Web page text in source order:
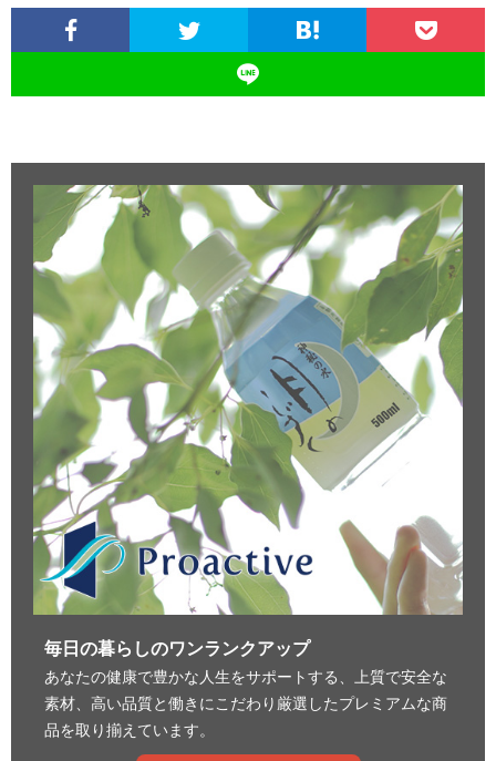
毎日の暮らしのワンランクアップ
あなたの健康で豊かな人生をサポートする、上質で安全な
素材、高い品質と働きにこだわり厳選したプレミアムな商
品を取り揃えています。